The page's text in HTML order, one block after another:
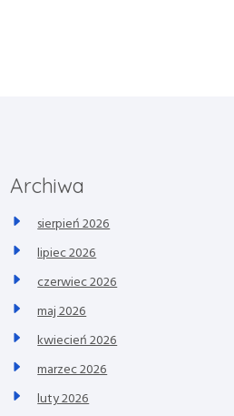
Archiwa
sierpień 2026
lipiec 2026
czerwiec 2026
maj 2026
kwiecień 2026
marzec 2026
luty 2026